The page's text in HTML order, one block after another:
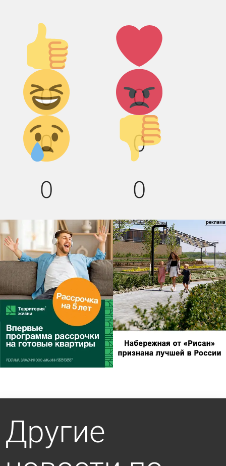
Палец
вверх!
0
Лайк!
0
Дикий
смех!
0
Агрессия!
0
Грусть :(
0
Палец
вниз!
0
Другие